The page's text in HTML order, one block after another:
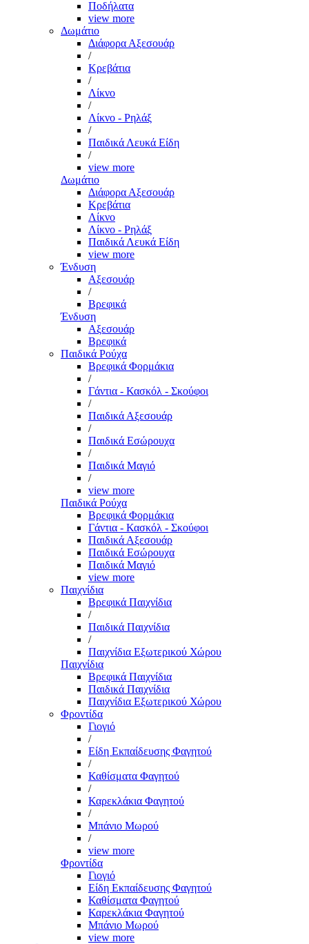
Ποδήλατα
view more
Δωμάτιο
Διάφορα Αξεσουάρ
/
Κρεβάτια
/
Λίκνο
/
Λίκνο - Ρηλάξ
/
Παιδικά Λευκά Είδη
/
view more
Δωμάτιο
Διάφορα Αξεσουάρ
Κρεβάτια
Λίκνο
Λίκνο - Ρηλάξ
Παιδικά Λευκά Είδη
view more
Ένδυση
Αξεσουάρ
/
Βρεφικά
Ένδυση
Αξεσουάρ
Βρεφικά
Παιδικά Ρούχα
Βρεφικά Φορμάκια
/
Γάντια - Κασκόλ - Σκούφοι
/
Παιδικά Αξεσουάρ
/
Παιδικά Εσώρουχα
/
Παιδικά Μαγιό
/
view more
Παιδικά Ρούχα
Βρεφικά Φορμάκια
Γάντια - Κασκόλ - Σκούφοι
Παιδικά Αξεσουάρ
Παιδικά Εσώρουχα
Παιδικά Μαγιό
view more
Παιχνίδια
Βρεφικά Παιχνίδια
/
Παιδικά Παιχνίδια
/
Παιχνίδια Εξωτερικού Χώρου
Παιχνίδια
Βρεφικά Παιχνίδια
Παιδικά Παιχνίδια
Παιχνίδια Εξωτερικού Χώρου
Φροντίδα
Γιογιό
/
Είδη Εκπαίδευσης Φαγητού
/
Καθίσματα Φαγητού
/
Καρεκλάκια Φαγητού
/
Μπάνιο Μωρού
/
view more
Φροντίδα
Γιογιό
Είδη Εκπαίδευσης Φαγητού
Καθίσματα Φαγητού
Καρεκλάκια Φαγητού
Μπάνιο Μωρού
view more